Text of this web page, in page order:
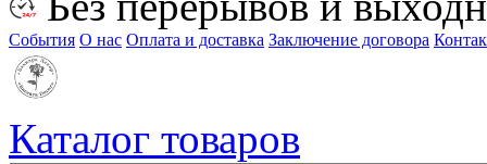
События О нас Оплата и доставка Заключение договора
Каталог товаров